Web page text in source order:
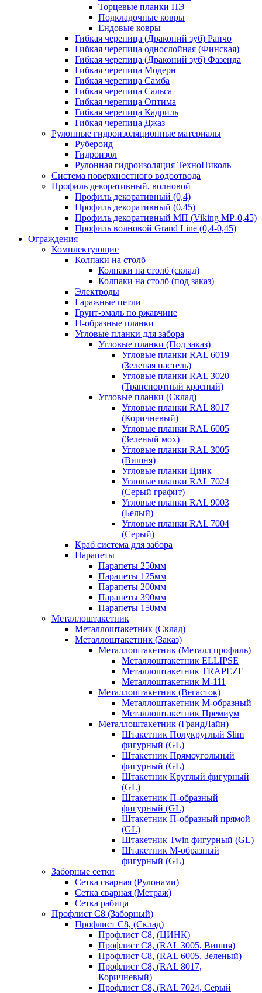
Торцевые планки ПЭ
Подкладочные ковры
Ендовые ковры
Гибкая черепица (Драконий зуб) Ранчо
Гибкая черепица однослойная (Финская)
Гибкая черепица (Драконий зуб) Фазенда
Гибкая черепица Модерн
Гибкая черепица Самба
Гибкая черепица Сальса
Гибкая черепица Оптима
Гибкая черепица Кадриль
Гибкая черепица Джаз
Рулонные гидроизоляционные материалы
Рубероид
Гидроизол
Рулонная гидроизоляция ТехноНиколь
Система поверхностного водоотвода
Профиль декоративный, волновой
Профиль декоративный (0,4)
Профиль декоративный (0,45)
Профиль декоративный МП (Viking MP-0,45)
Профиль волновой Grand Line (0,4-0,45)
Ограждения
Комплектующие
Колпаки на столб
Колпаки на столб (склад)
Колпаки на столб (под заказ)
Электроды
Гаражные петли
Грунт-эмаль по ржавчине
П-образные планки
Угловые планки для забора
Угловые планки (Под заказ)
Угловые планки RAL 6019
(Зеленая пастель)
Угловые планки RAL 3020
(Транспортный красный)
Угловые планки (Склад)
Угловые планки RAL 8017
(Коричневый)
Угловые планки RAL 6005
(Зеленый мох)
Угловые планки RAL 3005
(Вишня)
Угловые планки Цинк
Угловые планки RAL 7024
(Серый графит)
Угловые планки RAL 9003
(Белый)
Угловые планки RAL 7004
(Серый)
Краб система для забора
Парапеты
Парапеты 250мм
Парапеты 125мм
Парапеты 200мм
Парапеты 390мм
Парапеты 150мм
Металлоштакетник
Металлоштакетник (Склад)
Металлоштакетник (Заказ)
Металлоштакетник (Металл профиль)
Металлоштакетник ELLIPSE
Металлоштакетник TRAPEZE
Металлоштакетник М-111
Металлоштакетник (Вегасток)
Металлоштакетник М-образный
Металлоштакетник Премиум
Металлоштакетник (ГрандЛайн)
Штакетник Полукруглый Slim
фигурный (GL)
Штакетник Прямоугольный
фигурный (GL)
Штакетник Круглый фигурный
(GL)
Штакетник П-образный
фигурный (GL)
Штакетник П-образный прямой
(GL)
Штакетник Twin фигурный (GL)
Штакетник М-образный
фигурный (GL)
Заборные сетки
Сетка сварная (Рулонами)
Сетка сварная (Метраж)
Сетка рабица
Профлист С8 (Заборный)
Профлист С8, (Склад)
Профлист С8, (ЦИНК)
Профлист С8, (RAL 3005, Вишня)
Профлист С8, (RAL 6005, Зеленый)
Профлист С8, (RAL 8017,
Коричневый)
Профлист С8, (RAL 7024, Серый